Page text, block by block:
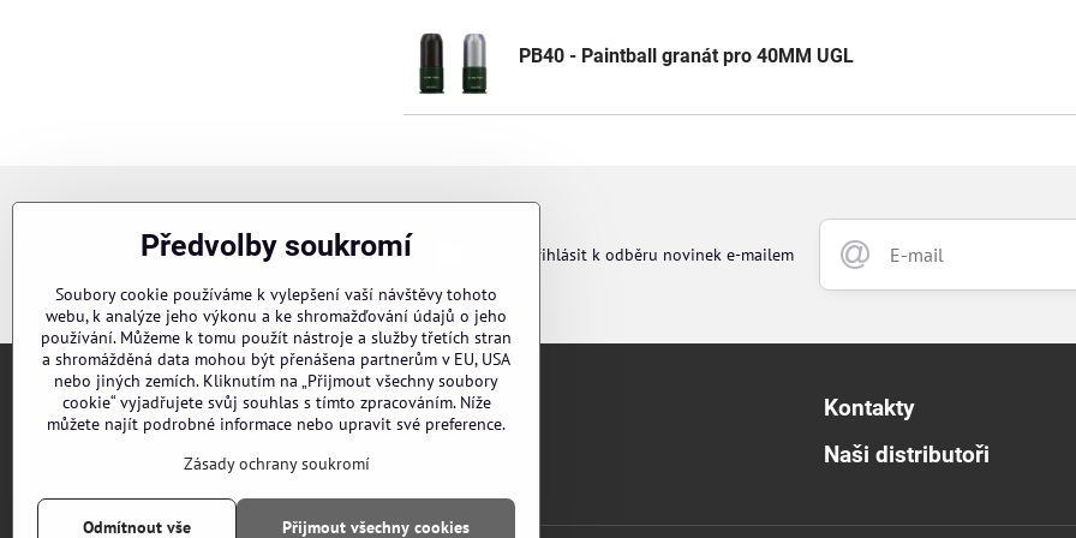
PB40 - Paintball granát pro 40MM UGL
Newsletter Chci se přihlásit k odběru novinek e-mailem
Objednávky
Kontakty
Naši distributoři
Předvolby soukromí
Soubory cookie používáme k vylepšení vaší návštěvy tohoto
webu, k analýze jeho výkonu a ke shromažďování údajů o jeho
používání. Můžeme k tomu použít nástroje a služby třetích stran
a shromážděná data mohou být přenášena partnerům v EU, USA
nebo jiných zemích. Kliknutím na „Přijmout všechny soubory
cookie“ vyjadřujete svůj souhlas s tímto zpracováním. Níže
můžete najít podrobné informace nebo upravit své preference.
Zásady ochrany soukromí
Přijmout všechny cookies
Odmítnout vše